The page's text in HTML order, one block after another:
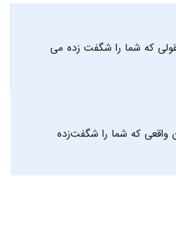
که شما را شگفت زده می
واقعی که شما را شگفت‌زده